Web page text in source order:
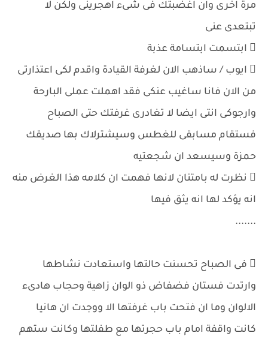
مرة اخرى وان اغضبتك فى شىء اهجرينى ولكن لا
تبتعدى عنى
 ابتسمت ابتسامة عذبة
 ايوب / ساذهب الان لغرفة القيادة واقدم لكى اعتذارتى
من الان فانا ساغيب عنكى فقد اهملت عملى البارحة
وارجوكى انتى ايضا لا تغادرى غرفتك حتى الصباح
فستقام مسابقى للغطس وسيشترلاك بها صديقك
حمزة وسيسعد ان شجعتيه
 نظرت له بامتنان لانها فهمت ان كلامه هذا الغرض منه
انه يؤكد لها انه يثق فيها
.......
 فى الصباح تحسنت حالتها واستعادت نشاطها
وارتدت فستان فضفاض ذو الوان زاهية وحجاب هادىء
الالوان وما ان فتحت باب غرفتها الا ووجدت ان هانيا
كانت واقفة امام باب حجرتها مع طفلتها وكانت ستهم